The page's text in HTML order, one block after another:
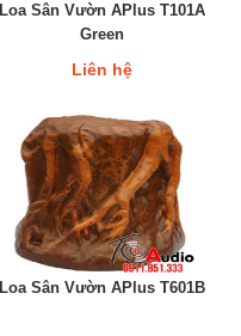
Loa Sân Vườn APlus T101A
Green
Liên hệ
Loa Sân Vườn APlus T601B